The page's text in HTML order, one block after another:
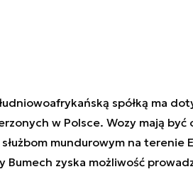
spółką ma
w Polsce. Wozy mają
mundurowym na terenie
Bumech zyska możliwość